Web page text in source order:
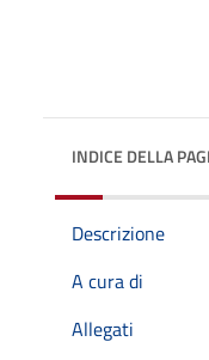
INDICE DELLA
Descrizione
A cura di
Allegati